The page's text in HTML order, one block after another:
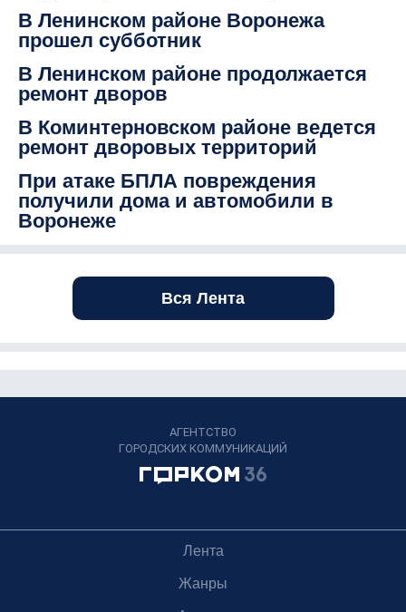
В Ленинском районе Воронежа
прошел субботник
В Ленинском районе продолжается
ремонт дворов
В Коминтерновском районе ведется
ремонт дворовых территорий
При атаке БПЛА повреждения
получили дома и автомобили в
Воронеже
Вся Лента
АГЕНТСТВО
ГОРОДСКИХ КОММУНИКАЦИЙ
Лента
Жанры